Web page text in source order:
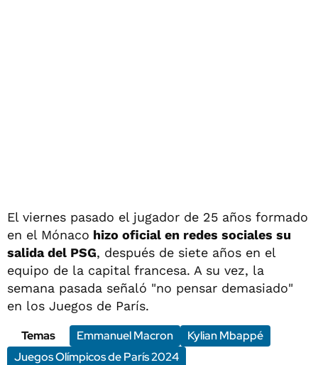
El viernes pasado el jugador de 25 años formado
en el Mónaco hizo oficial en redes sociales su
salida del PSG, después de siete años en el
equipo de la capital francesa. A su vez, la
semana pasada señaló "no pensar demasiado"
en los Juegos de París.
Temas
Emmanuel Macron
Kylian Mbappé
Juegos Olímpicos de París 2024